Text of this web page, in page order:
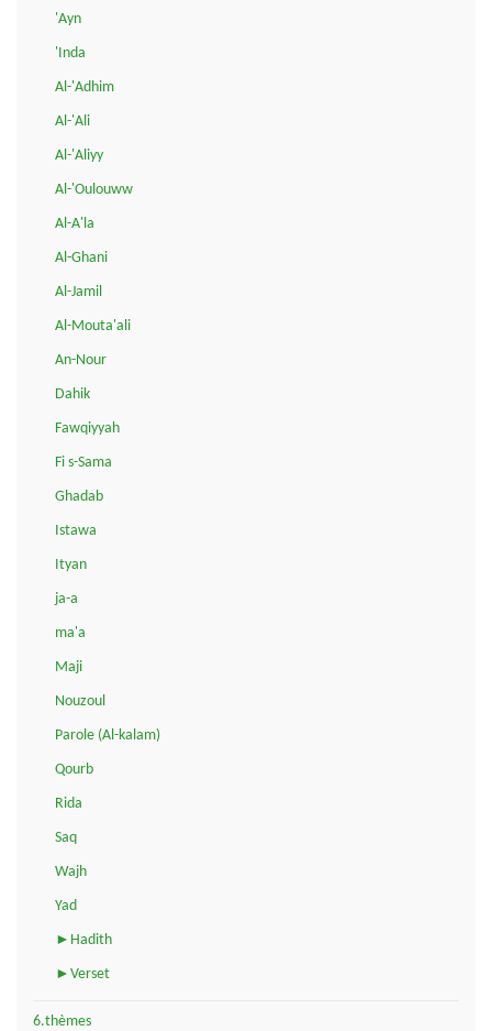
'Ayn
'Inda
Al-'Adhim
Al-'Ali
Al-'Aliyy
Al-'Oulouww
Al-A'la
Al-Ghani
Al-Jamil
Al-Mouta'ali
An-Nour
Dahik
Fawqiyyah
Fi s-Sama
Ghadab
Istawa
Ityan
ja-a
ma'a
Maji
Nouzoul
Parole (Al-kalam)
Qourb
Rida
Saq
Wajh
Yad
►Hadith
►Verset
6.thèmes